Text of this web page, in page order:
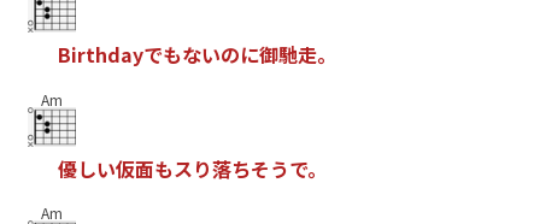
Birthdayでもないのに御馳走。
Am
優しい仮面もスり落ちそうで。
Am